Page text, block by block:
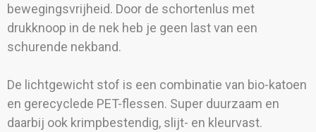
bewegingsvrijheid. Door de schortenlus met
drukknoop in de nek heb je geen last van een
schurende nekband.
De lichtgewicht stof is een combinatie van bio-katoen
en gerecyclede PET-flessen. Super duurzaam en
daarbij ook krimpbestendig, slijt- en kleurvast.